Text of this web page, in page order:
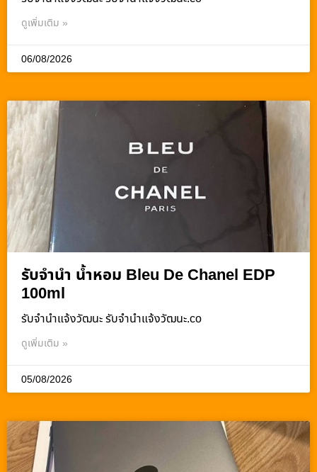
ดูเพิ่มเติม »
06/08/2026
รับจำนำ น้ำหอม Bleu De Chanel EDP
100ml
รับจํานําแจ้งวัฒนะ รับจํานําแจ้งวัฒนะ.co
ดูเพิ่มเติม »
05/08/2026